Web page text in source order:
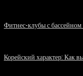
Фитнес-клубы с
Корейский характер: Как